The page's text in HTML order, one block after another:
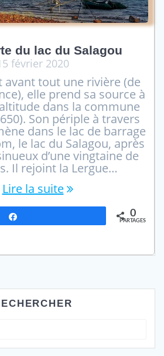
du lac du Salagou
février 2020
avant tout une rivière (de
elle prend sa source à
dans la commune
Son périple à travers
dans le lac de barrage
le lac du Salagou, après
d’une vingtaine de
Il rejoint la Lergue…
Lire la suite
0
PARTAGES
: